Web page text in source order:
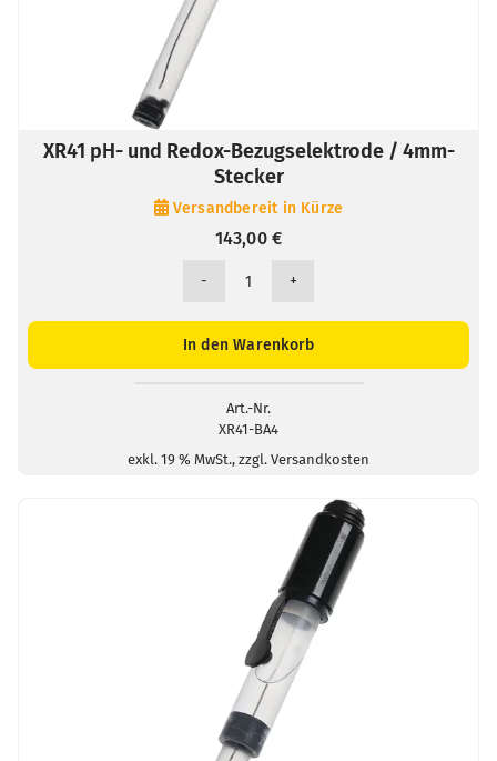
XR41 pH- und Redox-Bezugselektrode / 4mm-
Stecker
Versandbereit in Kürze
143,00€
XR41
und
/
4mm-
Stecker
In den Warenkorb
Art.-Nr.
XR41-BA4
exkl. 19 % MwSt., zzgl. Versandkosten